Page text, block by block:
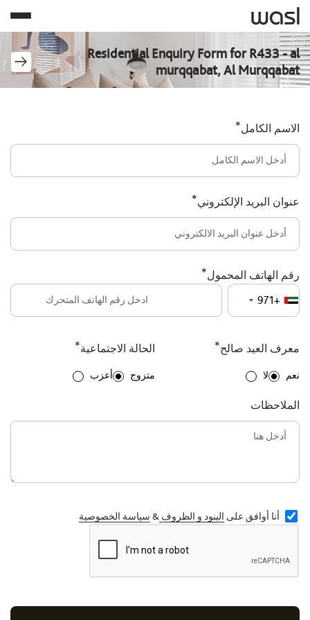
Residential Enquiry Form for R433 - al
murqqabat, Al Murqqabat
الاسم الكامل*
عنوان البريد الإلكتروني*
رقم الهاتف المحمول*
+971
معرف العيد صالح*
نعم لا
الحالة الاجتماعية*
متزوج أعزب
الملاحظات
أنا أوافق على البنود و الظروف & سياسة الخصوصية